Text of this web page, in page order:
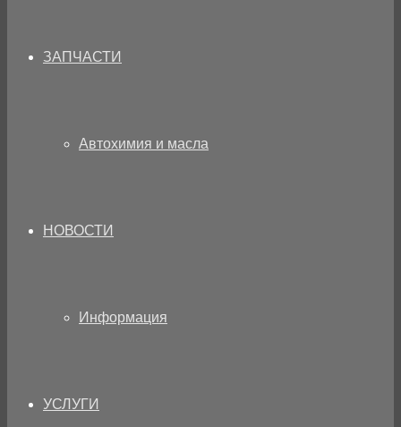
ЗАПЧАСТИ
Автохимия и масла
НОВОСТИ
Информация
УСЛУГИ